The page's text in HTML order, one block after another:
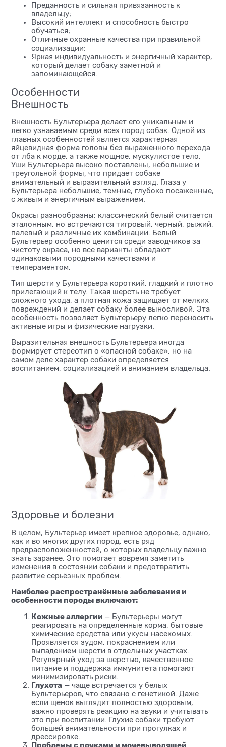
Преданность и сильная привязанность к
владельцу;
Высокий интеллект и способность быстро
обучаться;
Отличные охранные качества при правильной
социализации;
Яркая индивидуальность и энергичный характер,
который делает собаку заметной и
запоминающейся.
Особенности
Внешность
Внешность Бультерьера делает его уникальным и
легко узнаваемым среди всех пород собак. Одной из
главных особенностей является характерная
яйцевидная форма головы без выраженного перехода
от лба к морде, а также мощное, мускулистое тело.
Уши Бультерьера высоко поставлены, небольшие и
треугольной формы, что придает собаке
внимательный и выразительный взгляд. Глаза у
Бультерьера небольшие, темные, глубоко посаженные,
с живым и энергичным выражением.
Окрасы разнообразны: классический белый считается
эталонным, но встречаются тигровый, черный, рыжий,
палевый и различные их комбинации. Белый
Бультерьер особенно ценится среди заводчиков за
чистоту окраса, но все варианты обладают
одинаковыми породными качествами и
темпераментом.
Тип шерсти у Бультерьера короткий, гладкий и плотно
прилегающий к телу. Такая шерсть не требует
сложного ухода, а плотная кожа защищает от мелких
повреждений и делает собаку более выносливой. Эта
особенность позволяет Бультерьеру легко переносить
активные игры и физические нагрузки.
Выразительная внешность Бультерьера иногда
формирует стереотип о «опасной собаке», но на
самом деле характер собаки определяется
воспитанием, социализацией и вниманием владельца.
Здоровье и болезни
В целом, Бультерьер имеет крепкое здоровье, однако,
как и во многих других пород, есть ряд
предрасположенностей, о которых владельцу важно
знать заранее. Это помогает вовремя заметить
изменения в состоянии собаки и предотвратить
развитие серьёзных проблем.
Наиболее распространённые заболевания и
особенности породы включают:
Кожные аллергии — Бультерьеры могут
реагировать на определенные корма, бытовые
химические средства или укусы насекомых.
Проявляется зудом, покраснением или
выпадением шерсти в отдельных участках.
Регулярный уход за шерстью, качественное
питание и поддержка иммунитета помогают
минимизировать риски.
Глухота — чаще встречается у белых
Бультерьеров, что связано с генетикой. Даже
если щенок выглядит полностью здоровым,
важно проверять реакцию на звуки и учитывать
это при воспитании. Глухие собаки требуют
большей внимательности при прогулках и
дрессировке.